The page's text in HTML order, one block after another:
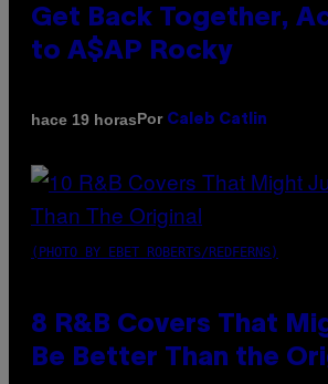
Get Back Together,
to A$AP Rocky
hace 19 horasPor Caleb Catlin
(PHOTO BY EBET ROBERTS/REDFERNS)
8 R&B Covers That
Be Better Than the